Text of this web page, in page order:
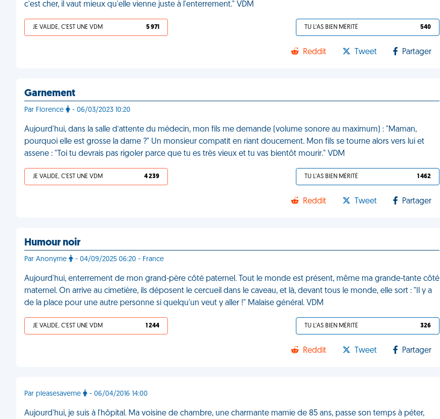
c'est cher, il vaut mieux qu'elle vienne juste à l'enterrement." VDM
JE VALIDE, C'EST UNE VDM 5 971 TU L'AS BIEN MÉRITÉ 540
Reddit Tweet Partager
Garnement
Par Florence - 06/03/2023 10:20
Aujourd'hui, dans la salle d’attente du médecin, mon fils me demande (volume sonore au maximum) : "Maman,
pourquoi elle est grosse la dame ?" Un monsieur compatit en riant doucement. Mon fils se tourne alors vers lui et
assene : "Toi tu devrais pas rigoler parce que tu es très vieux et tu vas bientôt mourir." VDM
JE VALIDE, C'EST UNE VDM 4 239 TU L'AS BIEN MÉRITÉ 1 462
Reddit Tweet Partager
Humour noir
Par Anonyme - 04/09/2025 06:20 - France
Aujourd'hui, enterrement de mon grand-père côté paternel. Tout le monde est présent, même ma grande-tante côté
maternel. On arrive au cimetière, ils déposent le cercueil dans le caveau, et là, devant tous le monde, elle sort : "Il y a
de la place pour une autre personne si quelqu'un veut y aller !" Malaise général. VDM
JE VALIDE, C'EST UNE VDM 1 244 TU L'AS BIEN MÉRITÉ 326
Reddit Tweet Partager
Par pleasesaveme - 06/04/2016 14:00
Aujourd'hui, je suis à l'hôpital. Ma voisine de chambre, une charmante mamie de 85 ans, passe son temps à péter,